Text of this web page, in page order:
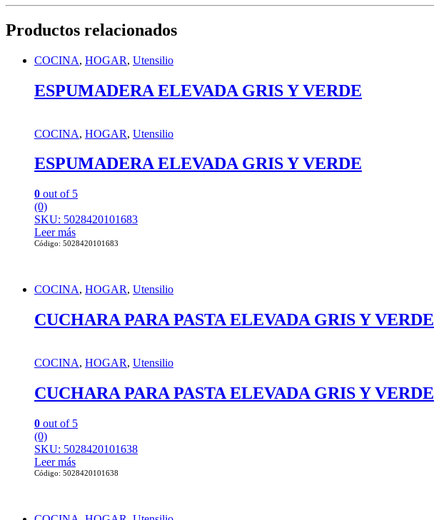
Productos relacionados
COCINA, HOGAR, Utensilio
ESPUMADERA ELEVADA GRIS Y VERDE
COCINA, HOGAR, Utensilio
ESPUMADERA ELEVADA GRIS Y VERDE
0 out of 5
(0)
SKU: 5028420101683
Leer más
Código: 5028420101683
COCINA, HOGAR, Utensilio
CUCHARA PARA PASTA ELEVADA GRIS Y VERDE
COCINA, HOGAR, Utensilio
CUCHARA PARA PASTA ELEVADA GRIS Y VERDE
0 out of 5
(0)
SKU: 5028420101638
Leer más
Código: 5028420101638